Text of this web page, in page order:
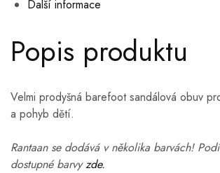
Další informace
Popis produktu
Velmi prodyšná barefoot sandálová obuv
a pohyb dětí.
Rantaan se dodává v několika barvách!
dostupné barvyzde.